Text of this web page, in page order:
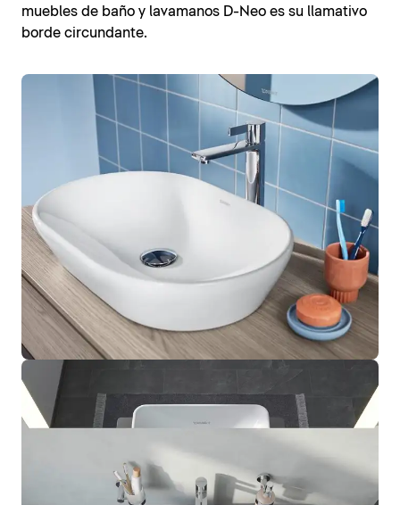
muebles de baño y lavamanos D-Neo es su llamativo
borde circundante.